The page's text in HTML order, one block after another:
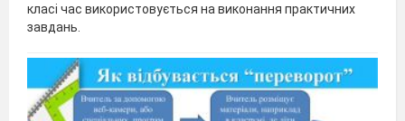
класі час використовується на виконання практичних
завдань.